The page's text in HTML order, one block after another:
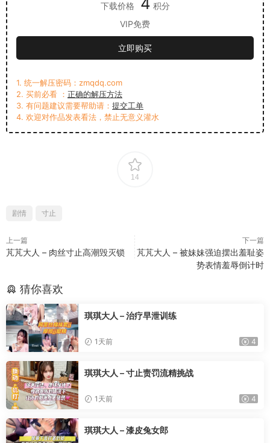
下载价格
积分
VIP免费
立即购买
1. 统一解压密码：zmqdq.com
2. 买前必看 ： 正确的解压方法
3. 有问题建议需要帮助请： 提交工单
4. 欢迎对作品发表看法，禁止无意义灌水
14
剧情 寸止
上一篇
芃芃大人 – 肉丝寸止高潮毁灭锁
下一篇
芃芃大人 – 被妹妹强迫摆出羞耻姿
势表情羞辱倒计时
猜你喜欢
琪琪大人 – 治疗早泄训练
1天前 4
琪琪大人 – 寸止责罚流精挑战
1天前 4
琪琪大人 – 漆皮兔女郎